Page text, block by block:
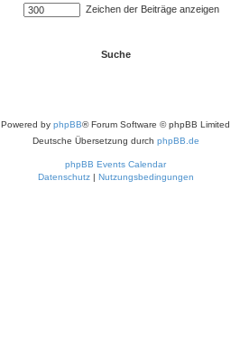
Zeichen der Beiträge anzeigen
Powered by phpBB® Forum Software © phpBB Limited
Deutsche Übersetzung durch phpBB.de
phpBB Events Calendar
Datenschutz| Nutzungsbedingungen